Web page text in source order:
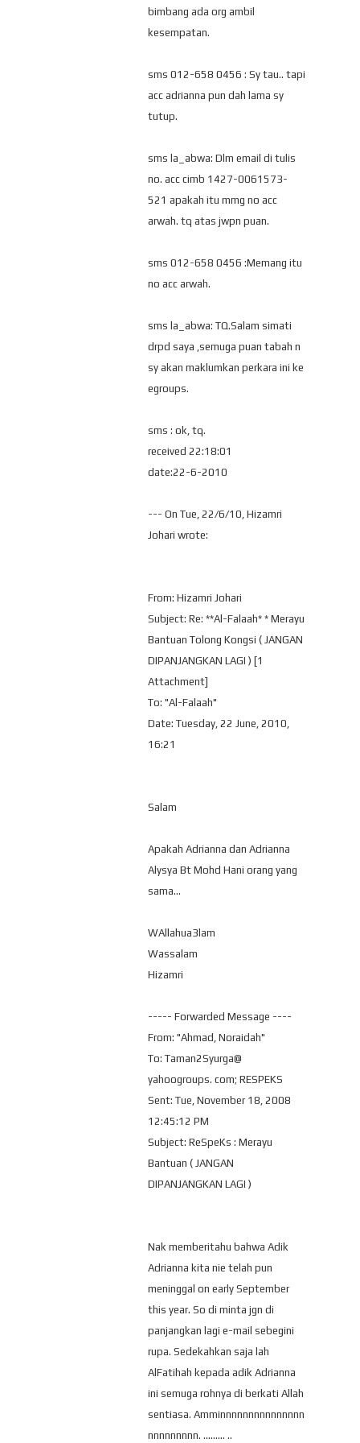
bimbang ada org ambil
kesempatan.
sms 012-658 0456 : Sy tau.. tapi
acc adrianna pun dah lama sy
tutup.
sms la_abwa: Dlm email di tulis
no. acc cimb 1427-0061573-
521 apakah itu mmg no acc
arwah. tq atas jwpn puan.
sms 012-658 0456 :Memang itu
no acc arwah.
sms la_abwa: TQ.Salam simati
drpd saya ,semuga puan tabah n
sy akan maklumkan perkara ini ke
egroups.
sms : ok, tq.
received 22:18:01
date:22-6-2010
--- On Tue, 22/6/10, Hizamri
Johari wrote:
From: Hizamri Johari
Subject: Re: **Al-Falaah* * Merayu
Bantuan Tolong Kongsi ( JANGAN
DIPANJANGKAN LAGI ) [1
Attachment]
To: "Al-Falaah"
Date: Tuesday, 22 June, 2010,
16:21
Salam
Apakah Adrianna dan Adrianna
Alysya Bt Mohd Hani orang yang
sama...
WAllahua3lam
Wassalam
Hizamri
----- Forwarded Message ----
From: "Ahmad, Noraidah"
To: Taman2Syurga@
yahoogroups. com; RESPEKS
Sent: Tue, November 18, 2008
12:45:12 PM
Subject: ReSpeKs : Merayu
Bantuan ( JANGAN
DIPANJANGKAN LAGI )
Nak memberitahu bahwa Adik
Adrianna kita nie telah pun
meninggal on early September
this year. So di minta jgn di
panjangkan lagi e-mail sebegini
rupa. Sedekahkan saja lah
AlFatihah kepada adik Adrianna
ini semuga rohnya di berkati Allah
sentiasa. Amminnnnnnnnnnnnnnn
nnnnnnnnn. ......... ..